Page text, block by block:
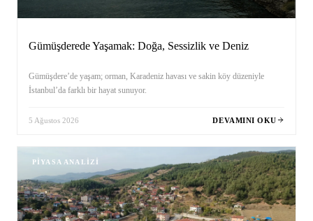
Gümüşderede Yaşamak: Doğa, Sessizlik ve Deniz
Gümüşdere’de yaşam; orman, Karadeniz havası ve sakin köy düzeniyle
İstanbul’da farklı bir hayat sunuyor.
5 Ağustos 2026 DEVAMINI OKU
PIYASA ANALIZI